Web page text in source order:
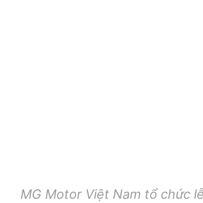
MG Motor Việt Nam tổ chức